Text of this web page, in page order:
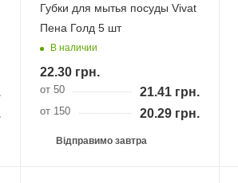
Губки для мытья посуды Vivat
Пена Голд 5 шт
В наличии
22.30 грн.
от 50 21.41грн.
от 150 20.29грн.
Відправимо завтра